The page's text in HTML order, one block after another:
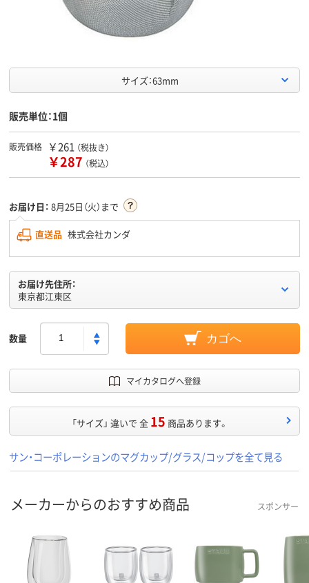
サイズ：63mm
販売単位：1個
販売価格 ￥261 （税抜き）
￥287 （税込）
お届け日： 8月25日（火）まで
直送品 株式会社カンダ
お届け先住所：
東京都江東区
数量 カゴへ
マイカタログへ登録
「サイズ」 違いで 全 15 商品あります。
サン・コーポレーションのマグカップ/グラス/コップを全て見る
メーカーからのおすすめ商品 スポンサー